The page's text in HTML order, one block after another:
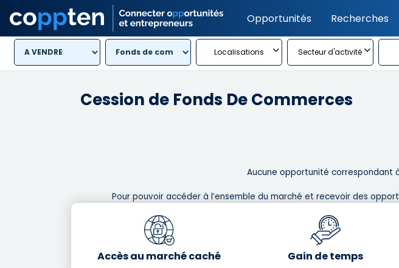
Opportunités Recherches
Localisations Secteur d'activité
Cession de Fonds De Commerces
Aucune opportunité correspondant
Pour pouvoir accéder à l’ensemble du marché et recevoir des
Accès au marché caché Gain de temps